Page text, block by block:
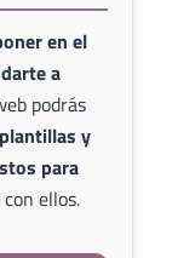
en el
a
podrás
y
para
ellos.